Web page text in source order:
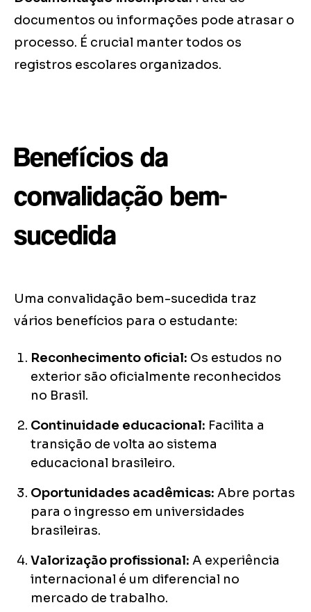
documentos ou informações pode atrasar o
processo. É crucial manter todos os
registros escolares organizados.
Benefícios da
convalidação bem-
sucedida
Uma convalidação bem-sucedida traz
vários benefícios para o estudante:
Reconhecimento oficial: Os estudos no
exterior são oficialmente reconhecidos
no Brasil.
Continuidade educacional: Facilita a
transição de volta ao sistema
educacional brasileiro.
Oportunidades acadêmicas: Abre portas
para o ingresso em universidades
brasileiras.
Valorização profissional: A experiência
internacional é um diferencial no
mercado de trabalho.